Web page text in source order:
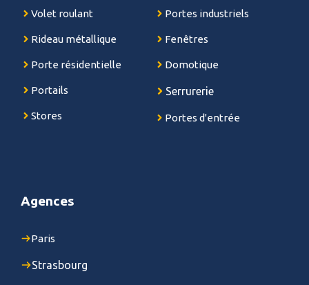
Volet roulant
Rideau métallique
Porte résidentielle
Portails
Stores
Portes industriels
Fenêtres
Domotique
Serrurerie
Portes d'entrée
Agences
Paris
Strasbourg